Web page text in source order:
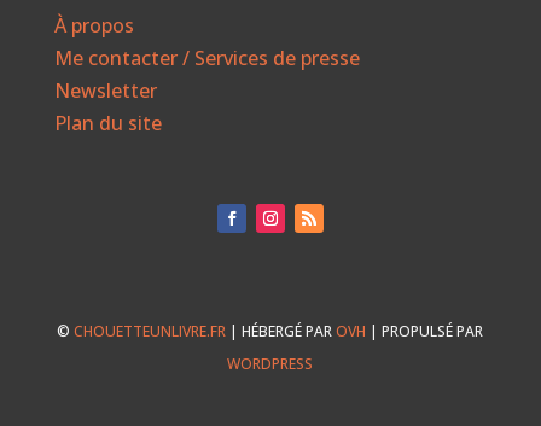
À propos
Me contacter / Services de presse
Newsletter
Plan du site
©CHOUETTEUNLIVRE.FR | HÉBERGÉ PAROVH | PROPULSÉ PAR
WORDPRESS